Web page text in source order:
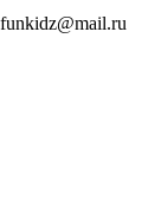
funkidz@mail.ru